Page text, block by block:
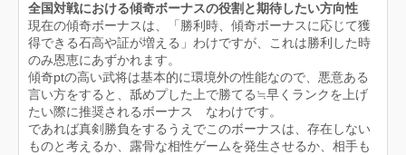
全国対戦における傾奇ボーナスの役割と期待したい方向性
現在の傾奇ボーナスは、「勝利時、傾奇ボーナスに応じて獲
得できる石高や証が増える」わけですが、これは勝利した時
のみ恩恵にあずかれます。
傾奇ptの高い武将は基本的に環境外の性能なので、悪意ある
言い方をすると、舐めプした上で勝てる≒早くランクを上げ
たい際に推奨されるボーナス なわけです。
であれば真剣勝負をするうえでこのボーナスは、存在しない
ものと考えるか、露骨な相性ゲームを発生させるか、相手も